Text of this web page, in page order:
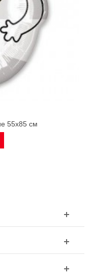
55х85 см